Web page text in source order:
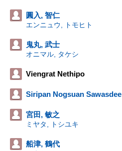
圓入, 智仁
エンニュウ, トモヒト
鬼丸, 武士
オニマル, タケシ
Viengrat Nethipo
Siripan Nogsuan Sawasdee
宮田, 敏之
ミヤタ, トシユキ
船津, 鶴代